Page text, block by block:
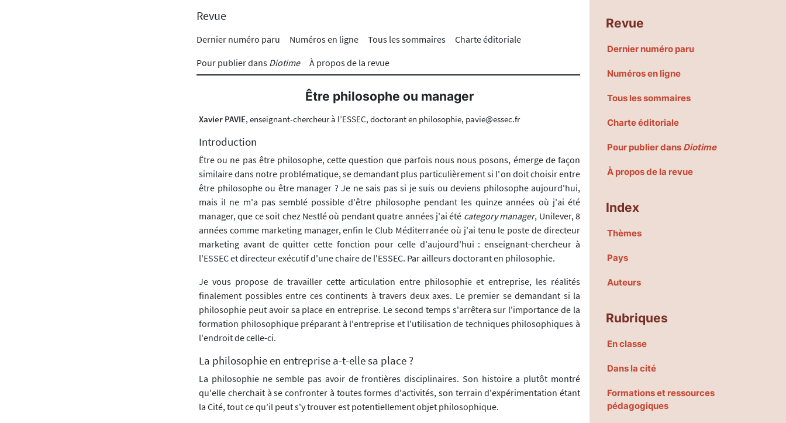
Revue
Dernier numéro paru Numéros en ligne Tous les sommaires
Charte éditoriale
Pour publier dans Diotime À propos de la revue
Être philosophe ou manager
Xavier PAVIE, enseignant-chercheur à l’ESSEC, doctorant en philosophie, pavie@essec.fr
Introduction
Être ou ne pas être philosophe, cette question que parfois nous nous posons, émerge de façon
similaire dans notre problématique, se demandant plus particulièrement si l'on doit choisir entre
être philosophe ou être manager ? Je ne sais pas si je suis ou deviens philosophe aujourd'hui,
mais il ne m'a pas semblé possible d'être philosophe pendant les quinze années où j'ai été
manager, que ce soit chez Nestlé où pendant quatre années j'ai été category manager, Unilever, 8
années comme marketing manager, enfin le Club Méditerranée où j'ai tenu le poste de directeur
marketing avant de quitter cette fonction pour celle d'aujourd'hui : enseignant-chercheur à
l'ESSEC et directeur exécutif d'une chaire de l'ESSEC. Par ailleurs doctorant en philosophie.
Je vous propose de travailler cette articulation entre philosophie et entreprise, les réalités
finalement possibles entre ces continents à travers deux axes. Le premier se demandant si la
philosophie peut avoir sa place en entreprise. Le second temps s'arrêtera sur l'importance de la
formation philosophique préparant à l'entreprise et l'utilisation de techniques philosophiques à
l'endroit de celle-ci.
La philosophie en entreprise a-t-elle sa place ?
La philosophie ne semble pas avoir de frontières disciplinaires. Son histoire a plutôt montré
qu'elle cherchait à se confronter à toutes formes d'activités, son terrain d'expérimentation étant
la Cité, tout ce qu'il peut s'y trouver est potentiellement objet philosophique.
Revue
Dernier numéro paru
Numéros en ligne
Tous les sommaires
Charte éditoriale
Pour publier dans Diotime
À propos de la revue
Index
Thèmes
Pays
Auteurs
Rubriques
En classe
Dans la cité
Formations et ressources
pédagogiques